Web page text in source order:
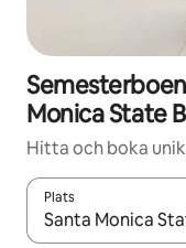
Monica State
Hitta och boka
Plats
När resultaten är